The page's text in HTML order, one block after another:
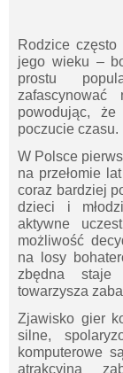
Rodzice
jego wieku –
prostu
powodując,
poczucie czasu.
W Polsce
na przełomie
coraz bardziej
dzieci i
aktywne
możliwość
na losy
zbędna staje
towarzysza
Zjawisko gier
silne,
komputerowe
atrakcyjna